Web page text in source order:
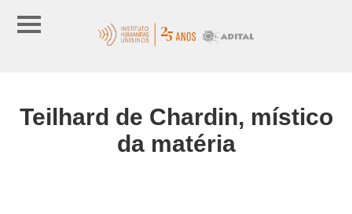
Teilhard de Chardin, místico
da matéria